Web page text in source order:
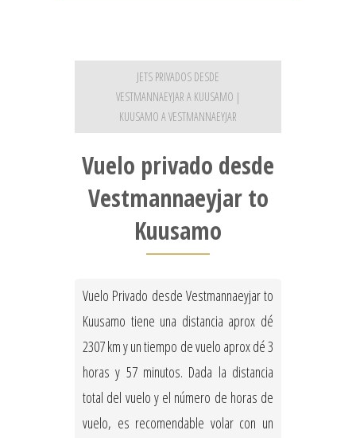
JETS PRIVADOS DESDE
VESTMANNAEYJAR A KUUSAMO |
KUUSAMO A VESTMANNAEYJAR
Vuelo privado desde
Vestmannaeyjar to
Kuusamo
Vuelo Privado desde Vestmannaeyjar to
Kuusamo tiene una distancia aprox dé
2307 km y un tiempo de vuelo aprox dé 3
horas y 57 minutos. Dada la distancia
total del vuelo y el número de horas de
vuelo, es recomendable volar con un